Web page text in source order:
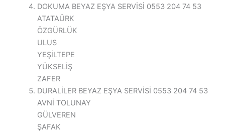
DOKUMA BEYAZ EŞYA SERVİSİ 0553 204 74 53
ATATAÜRK
ÖZGÜRLÜK
ULUS
YEŞİLTEPE
YÜKSELİŞ
ZAFER
DURALİLER BEYAZ EŞYA SERVİSİ 0553 204 74 53
AVNİ TOLUNAY
GÜLVEREN
ŞAFAK